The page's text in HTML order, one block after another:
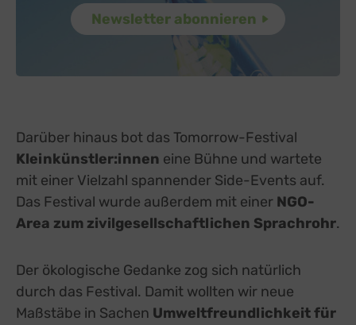
Darüber hinaus bot das Tomorrow-Festival
Kleinkünstler:innen eine Bühne und wartete
mit einer Vielzahl spannender Side-Events auf.
Das Festival wurde außerdem mit einer NGO-
Area zum zivilgesellschaftlichen Sprachrohr.
Der ökologische Gedanke zog sich natürlich
durch das Festival. Damit wollten wir neue
Maßstäbe in Sachen Umweltfreundlichkeit für